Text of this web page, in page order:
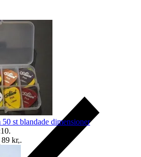
st blandade dimensioner
.
89 kr,.